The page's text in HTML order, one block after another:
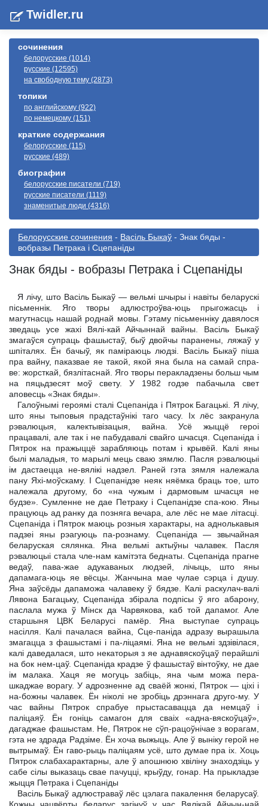
Twidler.ru
сочинения
белорусские (1014)
русские (12595)
на свободную тему (2873)
топики
по английскому (922)
по немецкому (151)
краткие содержания
белорусские (115)
русские (489)
биографии
белорусские писатели (719)
русские писатели (1119)
знаменитые люди (4316)
Белорусские сочинения - Васіль Быкаў - Знак бяды -
вобразы Петрака і Сцепаніды
Знак бяды - вобразы Петрака і Сцепаніды
Я лічу, што Васіль Быкаў — вельмі шчыры і навіты беларускі
пісьменнік. Яго творы адлюстроўва-юць прыгожасць і
магутнасць нашай роднай мовы. Гэтаму пісьменніку давялося
зведаць усе жахі Вялі-кай Айчыннай вайны. Васіль Быкаў
змагаўся супраць фашыстаў, быў двойчы паранены, ляжаў у
шпіталях. Ён бачыў, як паміраюць людзі. Васіль Быкаў піша
пра вайну, паказвае яе такой, якой яна была на самай спра-
ве: жорсткай, бязлітаснай. Яго творы перакладзены больш чым
на пяцьдзесят моў свету. У 1982 годзе пабачыла свет
аповесць «Знак бяды».
Галоўнымі героямі сталі Сцепаніда і Пятрок Багацькі. Я лічу,
што яны тыповыя прадстаўнікі таго часу. Іх лёс закранула
рэвалюцыя, калектывізацыя, вайна. Усё жыццё героі
працавалі, але так і не пабудавалі свайго шчасця. Сцепаніда і
Пятрок на пражыццё зарабляюць потам і крывёй. Калі яны
былі маладыя, то марылі мець сваю зямлю. Пасля рэвалюцыі
ім дастаецца не-вялікі надзел. Раней гэта зямля належала
пану Яхі-моўскаму. I Сцепанідзе неяк няёмка браць тое, што
належала другому, бо «на чужым і дармовым шчасця не
будзе». Сумленне не дае Петраку і Сцепанідзе спа-кою. Яны
працуюць ад ранку да позняга вечара, але лёс не мае літасці.
Сцепаніда і Пятрок маюць розныя характары, на аднолькавыя
падзеі яны рэагуюць па-рознаму. Сцепаніда — звычайная
беларуская сялянка. Яна вельмі актыўны чалавек. Пасля
рэвалюцыі стала чле-нам камітэта беднаты. Сцепаніда прагне
ведаў, пава-жае адукаваных людзей, лічыць, што яны
дапамага-юць яе вёсцы. Жанчына мае чулае сэрца і душу.
Яна заўсёды дапаможа чалавеку ў бядзе. Калі раскулач-валі
Лявона Багацьку, Сцепаніда збірала подпісы ў яго абарону,
паслала мужа ў Мінск да Чарвякова, каб той дапамог. Але
старшыня ЦВК Беларусі памёр. Яна выступае супраць
насілля. Калі пачалася вайна, Сце-паніда адразу вырашыла
змагацца з фашыстамі і па-ліцаямі. Яна не вельмі здзівілася,
калі даведалася, што некаторыя з яе аднавяскоўцаў перайшлі
на бок нем-цаў. Сцепаніда крадзе ў фашыстаў вінтоўку, не дае
ім малака. Хаця яе могуць забіць, яна чым можа пера-
шкаджае ворагу. У адрозненне ад сваёй жонкі, Пятрок — ціхі і
на-божны чалавек. Ён ніколі не зробіць дрэннага друго-му. У
час вайны Пятрок спрабуе прыстасавацца да немцаў і
паліцаяў. Ён гоніць самагон для сваіх «адна-вяскоўцаў»,
дагаджае фашыстам. Не, Пятрок не сўп-рацоўнічае з ворагам,
гэта не здрада Радзіме. Ён хоча выжыць. Але ў выніку герой не
вытрымаў. Ён гаво-рыць паліцаям усё, што думае пра іх. Хоць
Пятрок слабахарактарны, але ў апошнюю хвіліну знаходзіць у
сабе сілы выказаць свае пачуцці, крыўду, гонар. На прыкладзе
жыцця Петрака і Сцепаніды
Васіль Быкаў адлюстраваў лёс цэлага пакалення беларусаў.
Кожны чацвёрты беларус загінуў у час Вялікай Айчын-най